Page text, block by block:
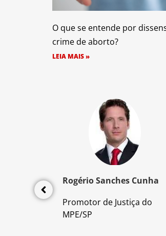
O que se entende por
crime de aborto?
LEIA MAIS »
Civil
Rogério Sanches Cunha
Promotor de Justiça do
MPE/SP